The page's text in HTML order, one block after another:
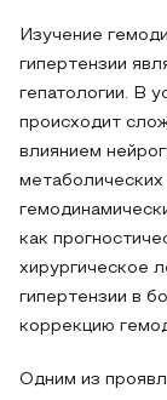
Изучение
гипертензии
гепатологии. В
происходит
влиянием
как
хирургическое
гипертензии в
коррекцию
Одним из